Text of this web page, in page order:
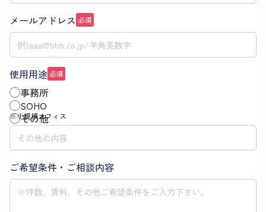
メールアドレス 必須
使用用途必須
事務所
SOHO
その他
ご希望条件・ご相談内容